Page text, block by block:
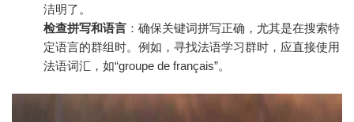
洁明了。
检查拼写和语言 ：确保关键词拼写正确，尤其是在搜索特
定语言的群组时。例如，寻找法语学习群时，应直接使用
法语词汇，如“groupe de français”。